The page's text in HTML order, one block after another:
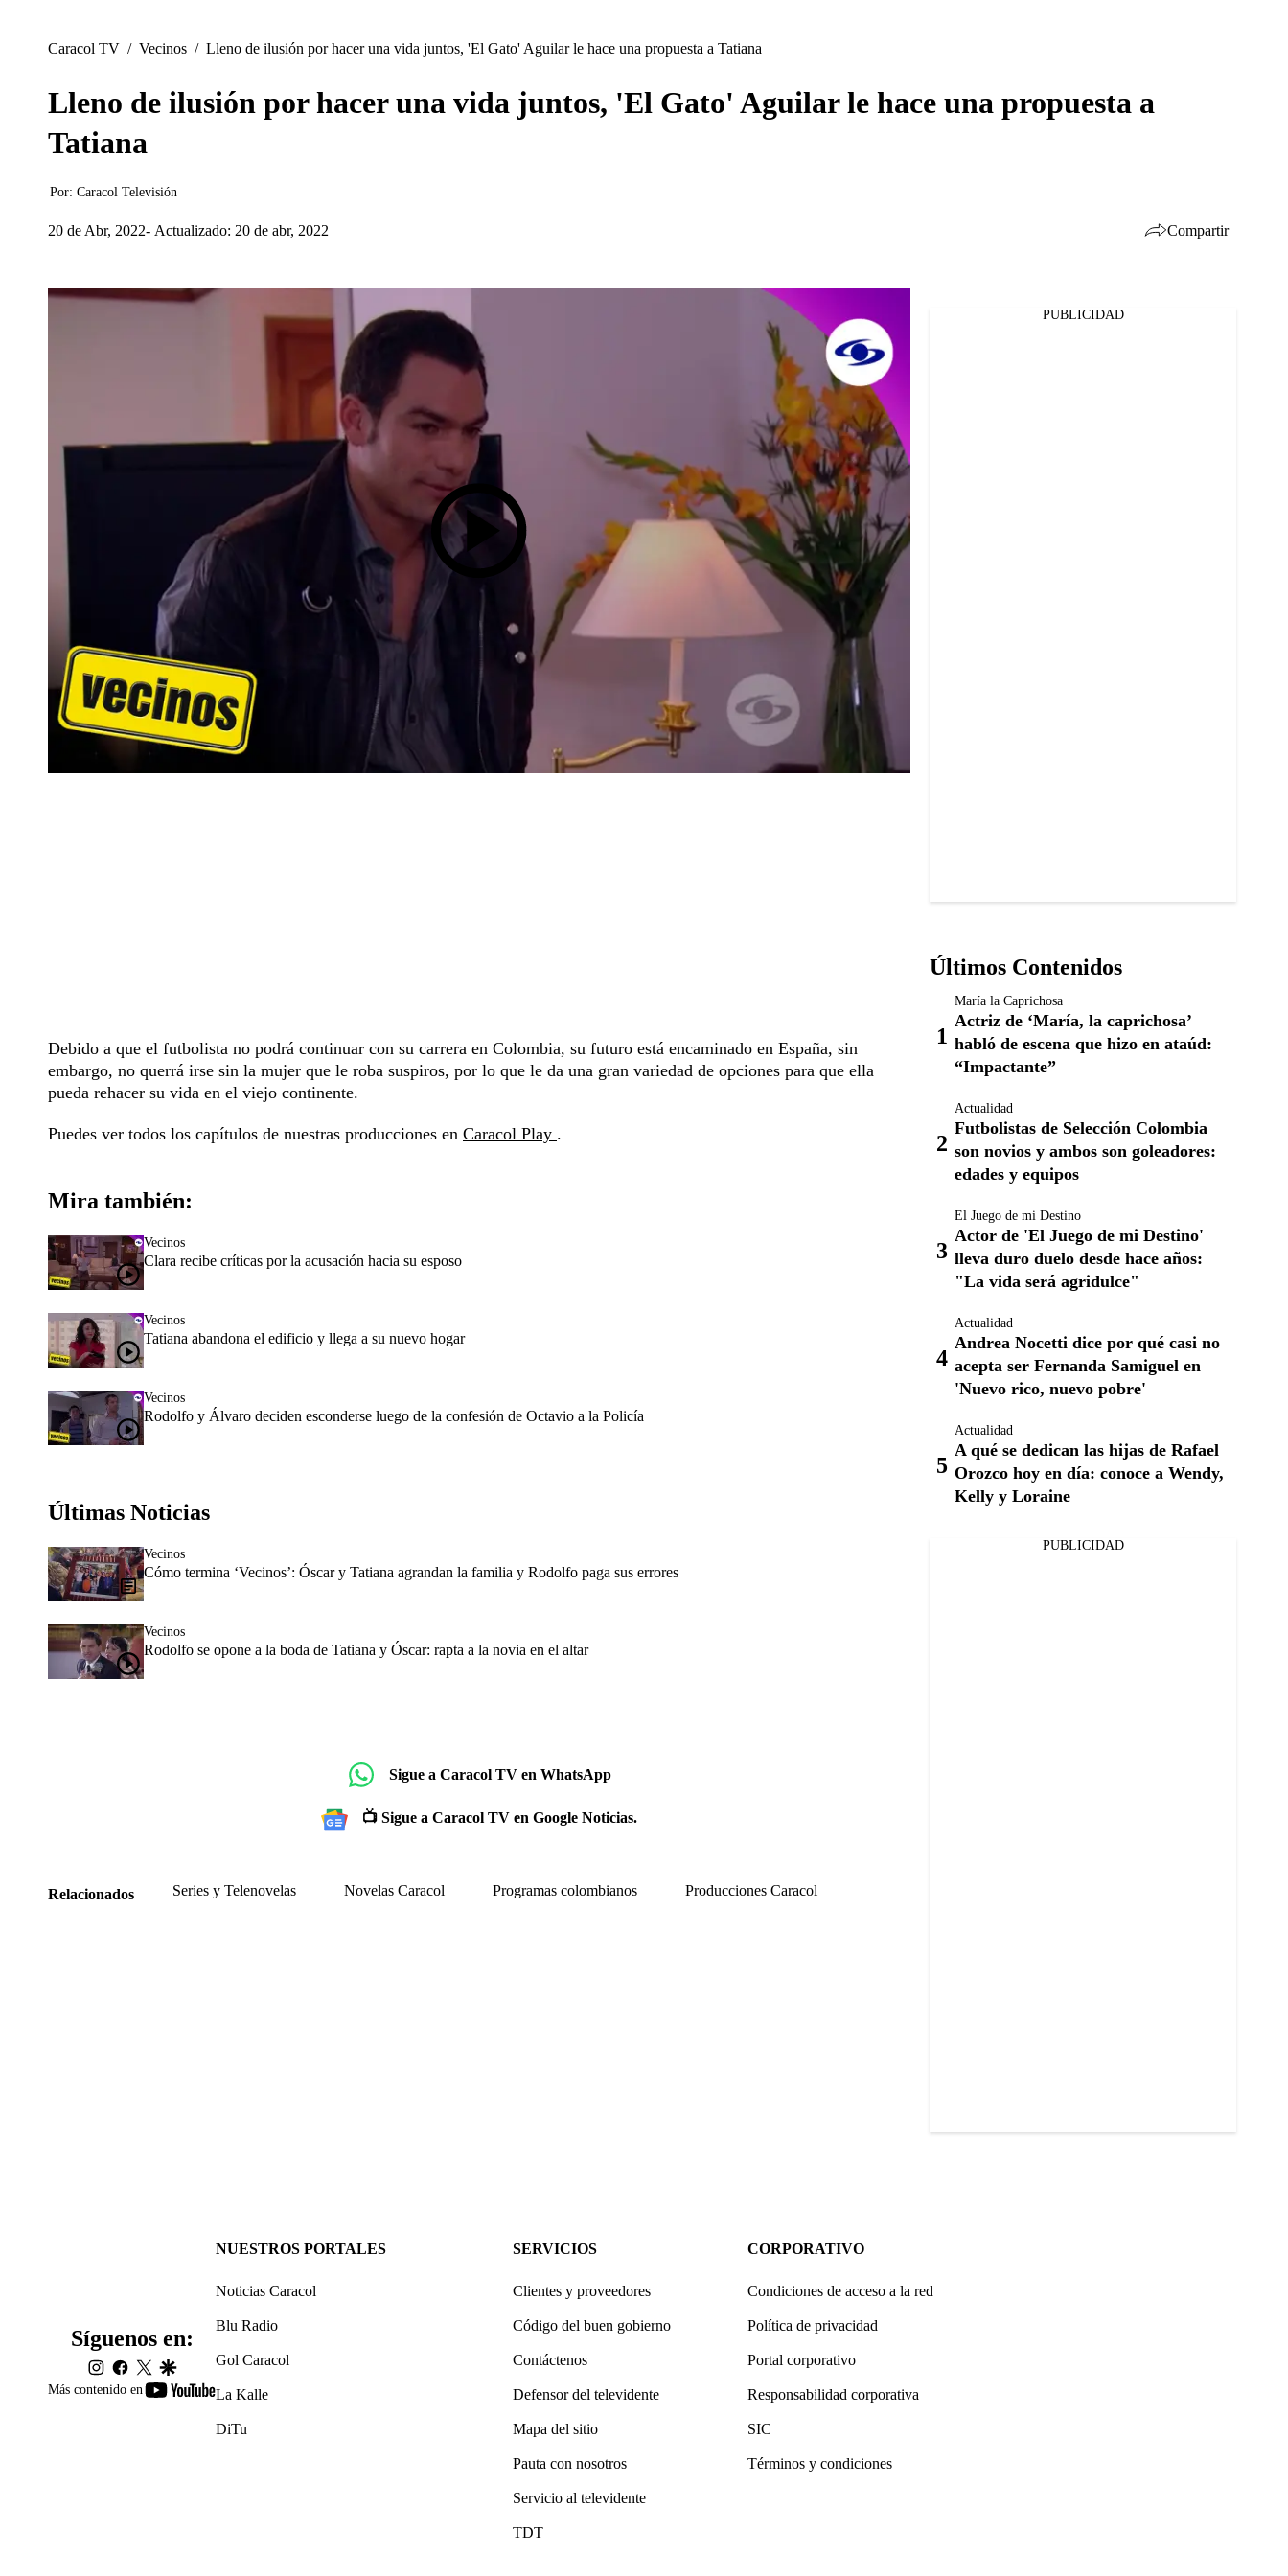
Caracol TV / Vecinos / Lleno de ilusión por hacer una vida juntos, 'El Gato' Aguilar le hace una propuesta a Tatiana
Lleno de ilusión por hacer una vida juntos, 'El Gato' Aguilar le hace una propuesta a
Tatiana
Por: Caracol Televisión
20 de Abr, 2022 Actualizado: 20 de abr, 2022 Compartir
Debido a que el futbolista no podrá continuar con su carrera en Colombia, su futuro está encaminado en España, sin
embargo, no querrá irse sin la mujer que le roba suspiros, por lo que le da una gran variedad de opciones para que ella
pueda rehacer su vida en el viejo continente.
Puedes ver todos los capítulos de nuestras producciones en Caracol Play .
Mira también:
Vecinos
Clara recibe críticas por la acusación hacia su esposo
Vecinos
Tatiana abandona el edificio y llega a su nuevo hogar
Vecinos
Rodolfo y Álvaro deciden esconderse luego de la confesión de Octavio a la Policía
Últimas Noticias
Vecinos
Cómo termina ‘Vecinos’: Óscar y Tatiana agrandan la familia y Rodolfo paga sus errores
Vecinos
Rodolfo se opone a la boda de Tatiana y Óscar: rapta a la novia en el altar
Sigue a Caracol TV en WhatsApp
📺 Sigue a Caracol TV en Google Noticias.
Relacionados Series y Telenovelas Novelas Caracol Programas colombianos Producciones Caracol
PUBLICIDAD
Últimos Contenidos
María la Caprichosa
Actriz de ‘María, la caprichosa’
habló de escena que hizo en ataúd:
“Impactante”
Actualidad
Futbolistas de Selección Colombia
son novios y ambos son goleadores:
edades y equipos
El Juego de mi Destino
Actor de 'El Juego de mi Destino'
lleva duro duelo desde hace años:
"La vida será agridulce"
Actualidad
Andrea Nocetti dice por qué casi no
acepta ser Fernanda Samiguel en
'Nuevo rico, nuevo pobre'
Actualidad
A qué se dedican las hijas de Rafael
Orozco hoy en día: conoce a Wendy,
Kelly y Loraine
PUBLICIDAD
Más contenido en
youtube-
Síguenos en:
instagram
facebook
twittergoogle
NUESTROS PORTALES
Noticias Caracol
Blu Radio
Gol Caracol
La Kalle
DiTu
SERVICIOS
Clientes y proveedores
Código del buen gobierno
Contáctenos
Defensor del televidente
Mapa del sitio
Pauta con nosotros
Servicio al televidente
TDT
CORPORATIVO
Condiciones de acceso a la red
Política de privacidad
Portal corporativo
Responsabilidad corporativa
SIC
Términos y condiciones